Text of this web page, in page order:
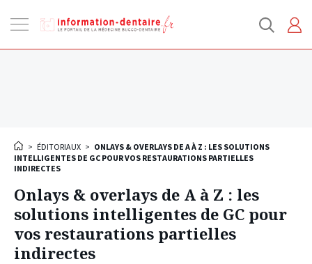
la
> ÉDITORIAUX > ONLAYS & OVERLAYS DE A À Z : LES SOLUTIONS
INTELLIGENTES DE GC POUR VOS RESTAURATIONS PARTIELLES
INDIRECTES
Onlays & overlays de A à Z : les
solutions intelligentes de GC pour
vos restaurations partielles
indirectes